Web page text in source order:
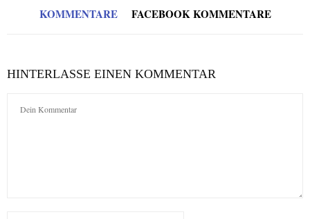
KOMMENTARE FACEBOOK KOMMENTARE
HINTERLASSE EINEN KOMMENTAR